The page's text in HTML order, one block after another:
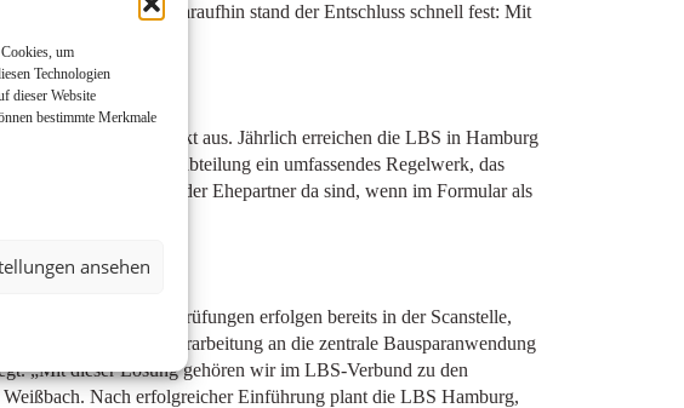
um
Technologien
dieser Website
bestimmte Merkmale
ansehen
LBS in Hamburg. Daraufhin stand der Entschluss schnell fest: Mit
als Startprojekt aus. Jährlich erreichen die LBS in Hamburg
und Organisationsabteilung ein umfassendes Regelwerk, das
beide Unterschriften der Ehepartner da sind, wenn im Formular als
Diese Plausibilitätsprüfungen erfolgen bereits in der Scanstelle,
zur weiteren Verarbeitung an die zentrale Bausparanwendung
„Mit dieser Lösung gehören wir im LBS-Verbund zu den
Nach erfolgreicher Einführung plant die LBS Hamburg,